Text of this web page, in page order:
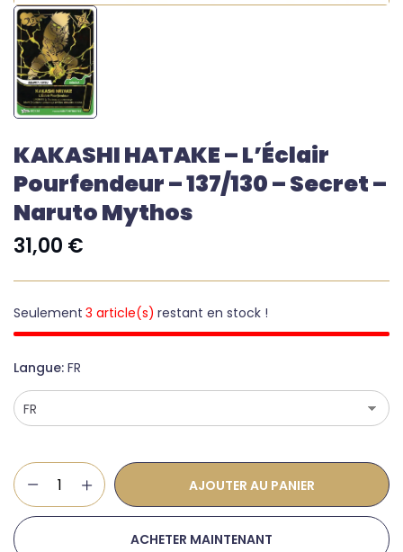
KAKASHI HATAKE – L’Éclair
Pourfendeur – 137/130 – Secret –
Naruto Mythos
31,00 €
Seulement 3 article(s) restant en stock !
Langue FR
AJOUTER AU PANIER
ACHETER MAINTENANT